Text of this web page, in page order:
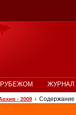
ЖУРНАЛ
- 2009